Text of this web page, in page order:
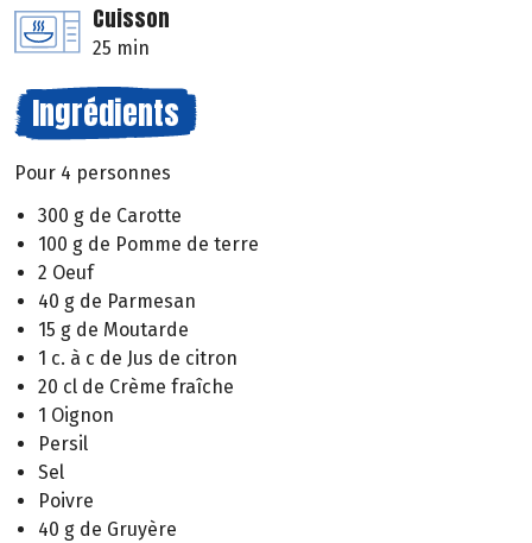
Cuisson
25 min
Ingrédients
Pour 4 personnes
300 g de Carotte
100 g de Pomme de terre
2 Oeuf
40 g de Parmesan
15 g de Moutarde
1 c. à c de Jus de citron
20 cl de Crème fraîche
1 Oignon
Persil
Sel
Poivre
40 g de Gruyère